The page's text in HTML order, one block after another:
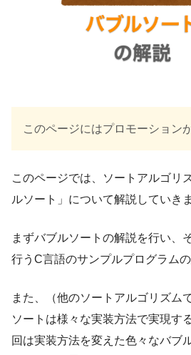
このページにはプロモーション
このページでは、ソートアルゴリ
ルソート」について解説していきま
まずバブルソートの解説を行い、
行うC言語のサンプルプログラムの
また、（他のソートアルゴリズム
ソートは様々な実装方法で実現す
回は実装方法を変えた色々なバブ